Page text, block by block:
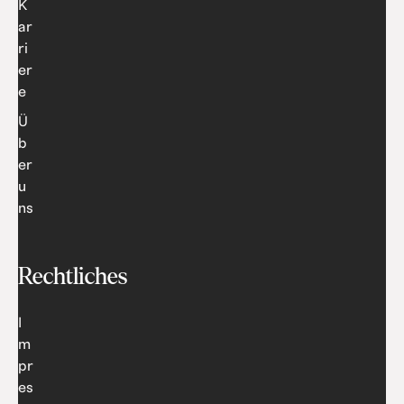
K
ar
ri
er
e
Ü
b
er
u
ns
Rechtliches
I
m
pr
es